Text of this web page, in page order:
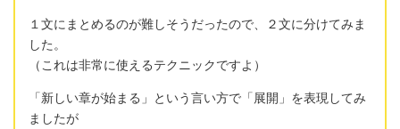
１文にまとめるのが難しそうだったので、２文に分けてみま
した。
（これは非常に使えるテクニックですよ）
「新しい章が始まる」という言い方で「展開」を表現してみ
ましたが